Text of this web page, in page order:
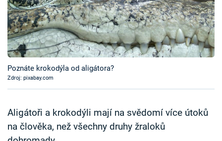
TV Program
Časopis
Sledujte prima+
Sledujte nás
Poznáte krokodýla od aligátora?
Zdroj: pixabay.com
Aligátoři a krokodýli mají na svědomí více útoků
na člověka, než všechny druhy žraloků